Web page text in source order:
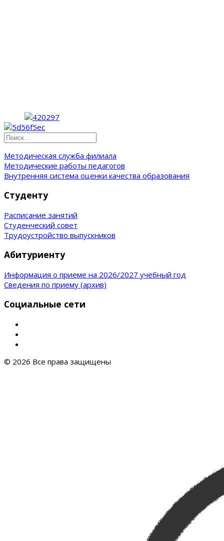
Методическая служба филиала
Методические работы педагогов
Внутренняя система оценки качества образования
Студенту
Расписание занятий
Студенческий совет
Трудоустройство выпускников
Абитуриенту
Информация о приеме на 2026/2027 учебный год
Сведения по приему (архив)
Социальные сети
© 2026 Все права защищены